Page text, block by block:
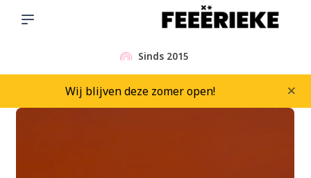
Sinds 2015
Wij blijven deze zomer open! ×